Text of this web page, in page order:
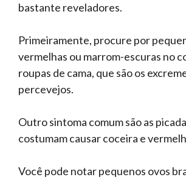
bastante reveladores.
Primeiramente, procure por
vermelhas ou marrom-escuras no
roupas de cama, que são os
percevejos.
Outro sintoma comum são as
costumam causar coceira e
Você pode notar pequenos ovos